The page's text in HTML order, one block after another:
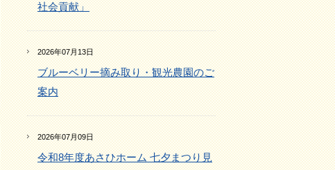
社会貢献」
2026年07月13日
ブルーベリー摘み取り・観光農園のご
案内
2026年07月09日
令和8年度あさひホーム 七夕まつり見